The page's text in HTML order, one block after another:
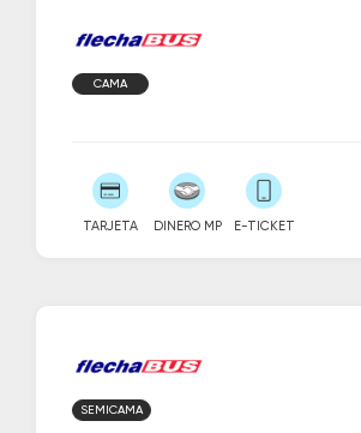
CAMA
TARJETA DINERO MP E-TICKET
SEMICAMA